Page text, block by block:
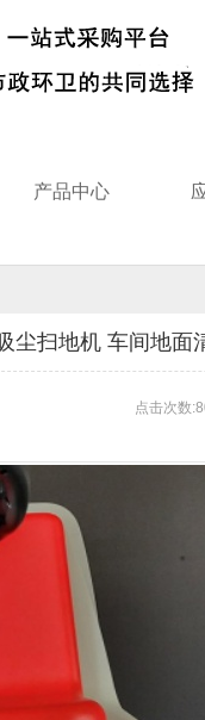
产品中心
尘扫地机 车间地面
点击次数